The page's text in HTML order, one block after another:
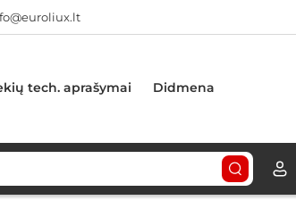
tech. aprašymai Didmena